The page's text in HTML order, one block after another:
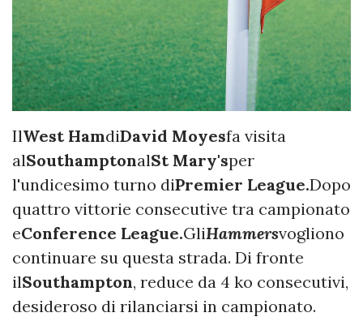
IlWest HamdiDavid Moyesfa visita
alSouthamptonalSt Mary'sper
l'undicesimo turno diPremier League.Dopo
quattro vittorie consecutive tra campionato
eConference League.GliHammersvogliono
continuare su questa strada. Di fronte
ilSouthampton, reduce da 4 ko consecutivi,
desideroso di rilanciarsi in campionato.